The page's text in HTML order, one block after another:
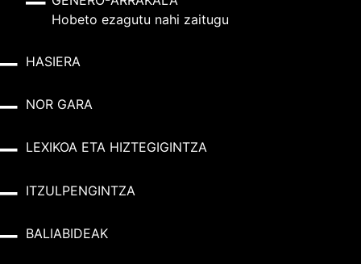
Hobeto ezagutu nahi zaitugu
HASIERA
NOR GARA
LEXIKOA ETA HIZTEGIGINTZA
ITZULPENGINTZA
BALIABIDEAK